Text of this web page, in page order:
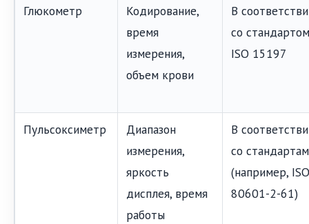
Глюкометр
Кодирование,
время
измерения,
объем крови
В
со стандартом
ISO 15197
Пульсоксиметр
Диапазон
измерения,
яркость
дисплея, время
работы
В
со
(например, ISO
80601-2-61)